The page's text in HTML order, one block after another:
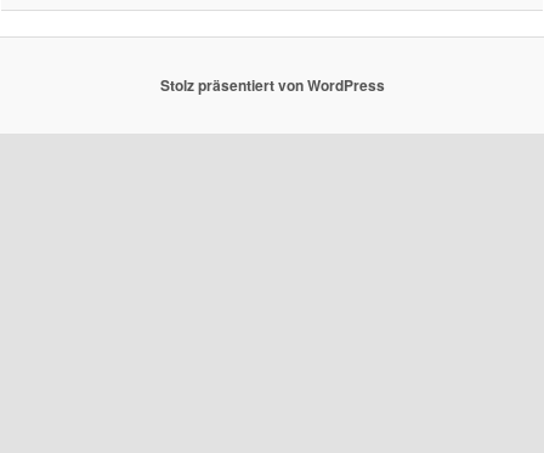
Stolz präsentiert von WordPress